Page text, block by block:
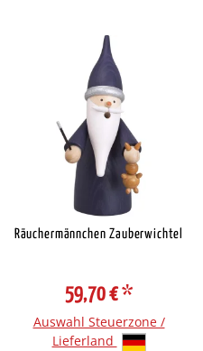
Räuchermännchen Zauberwichtel
59,70 €*
Auswahl Steuerzone /
Lieferland